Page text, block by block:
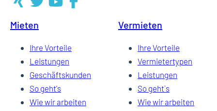
Mieten
Ihre Vorteile
Leistungen
Geschäftskunden
So geht's
Wie wir arbeiten
Vermieten
Ihre Vorteile
Vermietertypen
Leistungen
So geht`s
Wie wir arbeiten